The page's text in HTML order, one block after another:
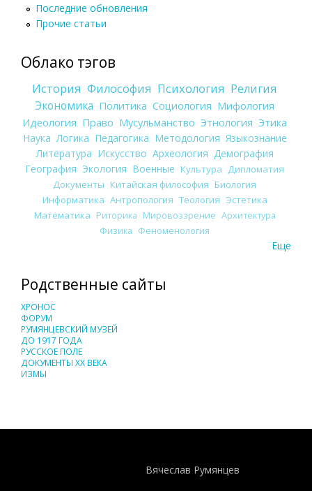
Последние обновления
Прочие статьи
Облако тэгов
История Философия Психология Религия
Экономика Политика Социология Мифология
Идеология Право Мусульманство Этнология Этика
Наука Логика Педагогика Методология Языкознание
Литература Искусство Археология Демография
География Экология Военные Культура
Дипломатия
Документы Китайская философия Биология
Информатика Антропология Теология Эстетика
Математика Риторика Мировоззрение Архитектура
Физика Феноменология
Еще
Родственные сайты
ХРОНОС
ФОРУМ
РУМЯНЦЕВСКИЙ МУЗЕЙ
ДО 1917 ГОДА
РУССКОЕ ПОЛЕ
ДОКУМЕНТЫ XX ВЕКА
ИЗМЫ
Вячеслав Румянцев